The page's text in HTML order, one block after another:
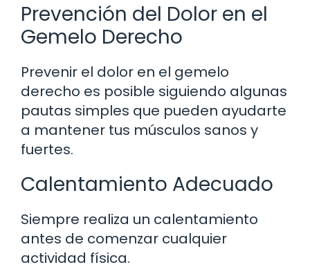
Prevención del Dolor en el
Gemelo Derecho
Prevenir el dolor en el gemelo
derecho es posible siguiendo algunas
pautas simples que pueden ayudarte
a mantener tus músculos sanos y
fuertes.
Calentamiento Adecuado
Siempre realiza un calentamiento
antes de comenzar cualquier
actividad física.